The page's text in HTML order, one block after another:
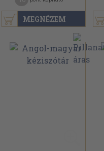
MEGNÉZEM